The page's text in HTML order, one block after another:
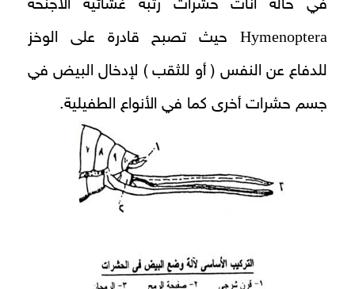
في حالة اناث حشرات رتبة غشائية الأجنحة
Hymenoptera حيث تصبح قادرة على الوخز
للدفاع عن النفس ( أو للثقب ) لإدخال البيض في
جسم حشرات أخرى كما في الأنواع الطفيلية.